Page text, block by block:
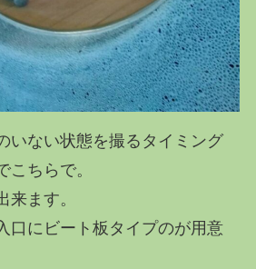
いない状態を撮るタイミング
こちらで。
来ます。
口にビート板タイプのが用意